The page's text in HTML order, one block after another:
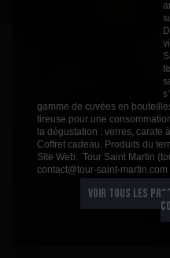
gamme de cuvées en
tireuse pour une
la dégustation : verres,
Coffret cadeau. Produits du
Site Web: Tour Saint Martin
contact@tour-saint-martin.com
VOIR TOUS LES